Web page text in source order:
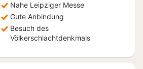
Nahe Leipziger Messe
Gute Anbindung
Besuch des
Völkerschlachtdenkmals